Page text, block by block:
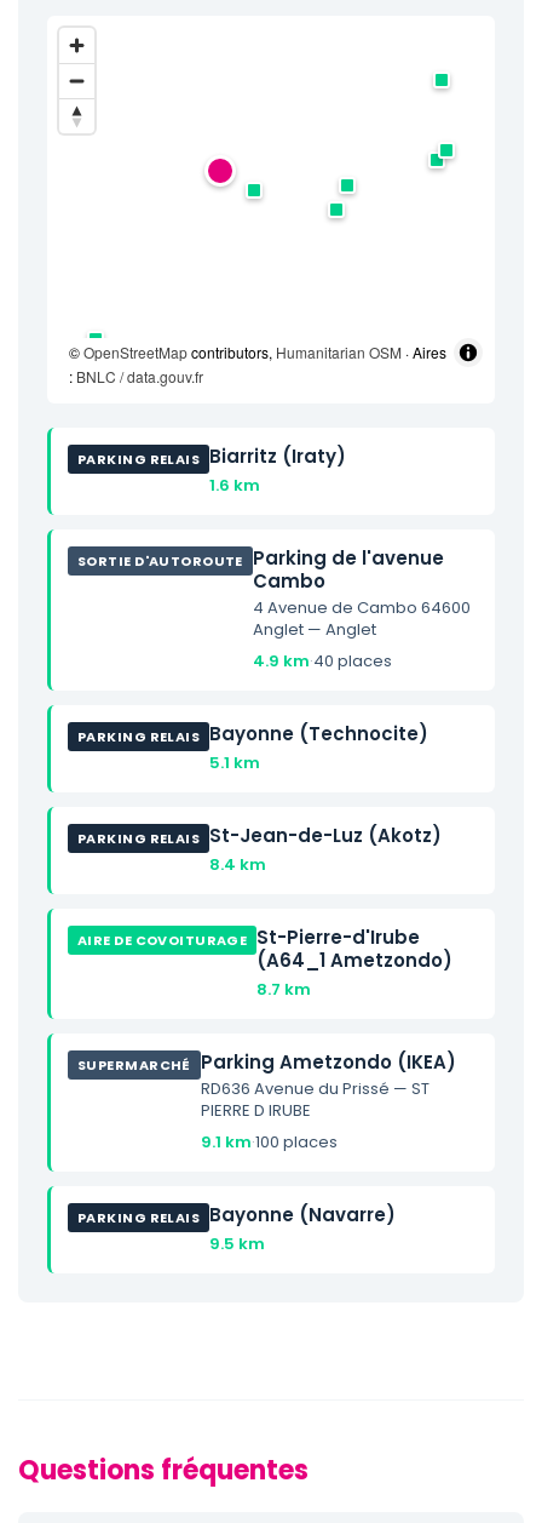
©OpenStreetMapcontributors, Humanitarian OSM · Aires
: BNLC / data.gouv.fr
PARKING RELAIS Biarritz (Iraty)
1.6 km
SORTIE D'AUTOROUTE
Parking de l'avenue
Cambo
4 Avenue de Cambo 64600
Anglet — Anglet
4.9 km·40 places
PARKING RELAIS Bayonne (Technocite)
5.1 km
PARKING RELAIS St-Jean-de-Luz (Akotz)
8.4 km
AIRE DE COVOITURAGE St-Pierre-d'Irube
(A64_1 Ametzondo)
8.7 km
SUPERMARCHÉ Parking Ametzondo (IKEA)
RD636 Avenue du Prissé — ST
PIERRE D IRUBE
9.1 km·100 places
PARKING RELAIS Bayonne (Navarre)
9.5 km
Questions fréquentes